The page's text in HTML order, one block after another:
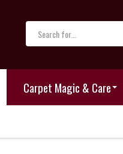
Carpet Magic & Care